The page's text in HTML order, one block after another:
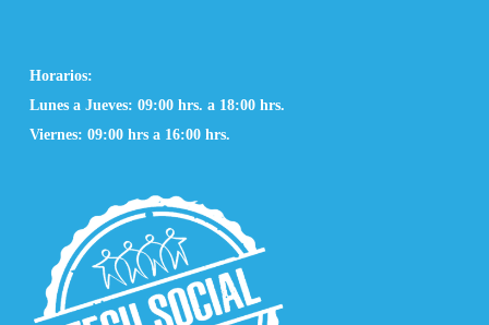
Horarios:
Lunes a Jueves: 09:00 hrs. a 18:00 hrs.
Viernes: 09:00 hrs a 16:00 hrs.